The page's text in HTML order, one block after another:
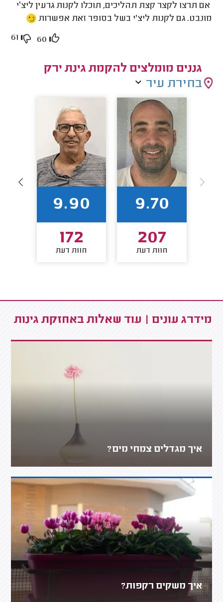
אם תרצו לקצר קצת תהליכים, תוכלו לקנות גרעין ליצ׳י
מונבט. גם לקנות ליצ'י בשל בסופר זאת אפשרות
60
61
גננים מומלצים להקמת גינת ירק
בחירת עיר
9.70
207
חוות דעת
9.90
172
חוות דעת
מידרג עונים | עוד שאלות באחזקת גינות
איך מגדלים צמחי מים?
איך משקים רקפות?